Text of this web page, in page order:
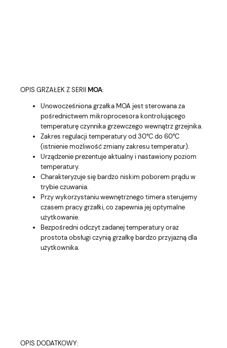
OPIS GRZAŁEK Z SERII MOA:
Unowocześniona grzałka MOA jest sterowana za
pośrednictwem mikroprocesora kontrolującego
temperaturę czynnika grzewczego wewnątrz grzejnika.
Zakres regulacji temperatury od 30°C do 60°C
(istnienie możliwość zmiany zakresu temperatur).
Urządzenie prezentuje aktualny i nastawiony poziom
temperatury.
Charakteryzuje się bardzo niskim poborem prądu w
trybie czuwania.
Przy wykorzystaniu wewnętrznego timera sterujemy
czasem pracy grzałki, co zapewnia jej optymalne
użytkowanie.
Bezpośredni odczyt zadanej temperatury oraz
prostota obsługi czynią grzałkę bardzo przyjazną dla
użytkownika.
OPIS DODATKOWY: